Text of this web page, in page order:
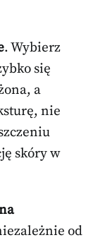
. Wybierz
się
a
nie
skóry w
od